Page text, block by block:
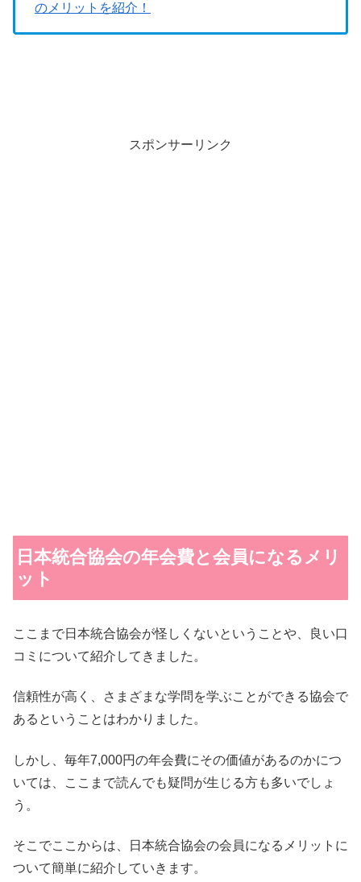
のメリットを紹介！
スポンサーリンク
日本統合協会の年会費と会員になるメリ
ット
ここまで日本統合協会が怪しくないということや、良い口
コミについて紹介してきました。
信頼性が高く、さまざまな学問を学ぶことができる協会で
あるということはわかりました。
しかし、毎年7,000円の年会費にその価値があるのかにつ
いては、ここまで読んでも疑問が生じる方も多いでしょ
う。
そこでここからは、日本統合協会の会員になるメリットに
ついて簡単に紹介していきます。